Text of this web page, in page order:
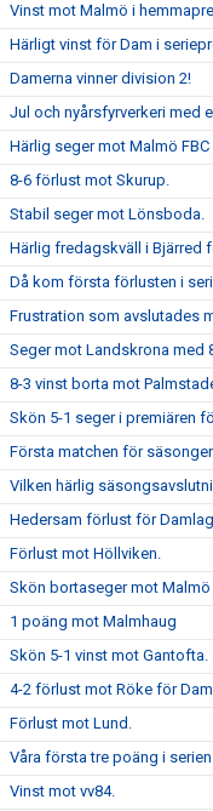
Vinst mot Malmö i
Härligt vinst för Dam i
Damerna vinner division 2!
Jul och nyårsfyrverkeri med
Härlig seger mot Malmö FBC
8-6 förlust mot Skurup.
Stabil seger mot Lönsboda.
Härlig fredagskväll i Bjärred
Då kom första förlusten i
Frustration som avslutades
Seger mot Landskrona med
8-3 vinst borta mot
Skön 5-1 seger i premiären
Första matchen för
Vilken härlig
Hedersam förlust för
Förlust mot Höllviken.
Skön bortaseger mot Malmö
1 poäng mot Malmhaug
Skön 5-1 vinst mot Gantofta.
4-2 förlust mot Röke för Dam
Förlust mot Lund.
Våra första tre poäng i
Vinst mot vv84.